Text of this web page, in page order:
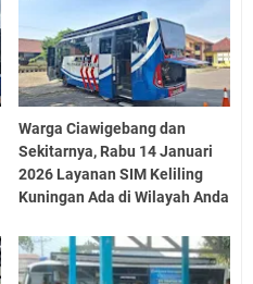
Warga Ciawigebang dan
Sekitarnya, Rabu 14 Januari
2026 Layanan SIM Keliling
Kuningan Ada di Wilayah Anda